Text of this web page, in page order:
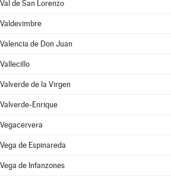
Val de San Lorenzo
Valdevimbre
Valencia de Don Juan
Vallecillo
Valverde de la Virgen
Valverde-Enrique
Vegacervera
Vega de Espinareda
Vega de Infanzones